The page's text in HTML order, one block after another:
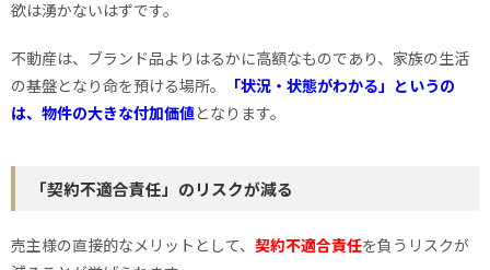
欲は湧かないはずです。
不動産は、ブランド品よりはるかに高額なものであり、家族の生活
の基盤となり命を預ける場所。
「状況・状態がわかる」というの
は、物件の大きな付加価値となります。
「契約不適合責任」のリスクが減る
売主様の直接的なメリットとして、 契約不適合責任を負うリスクが